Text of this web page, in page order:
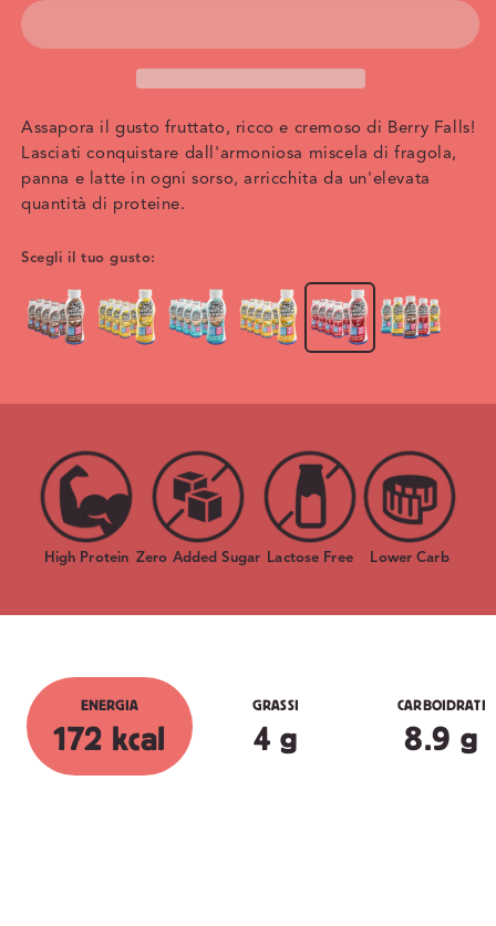
Assapora il gusto fruttato, ricco e cremoso di Berry Falls!
Lasciati conquistare dall'armoniosa miscela di fragola,
panna e latte in ogni sorso, arricchita da un'elevata
quantità di proteine.
Scegli il tuo gusto:
High Protein Zero Added Sugar Lactose Free Lower Carb
ENERGIA
172 kcal
GRASSI
4 g
CARBOIDRATI
8.9 g